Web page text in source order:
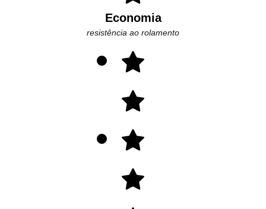
Economia
resistência ao rolamento